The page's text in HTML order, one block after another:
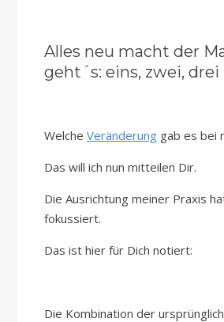
Alles neu macht der
geht´s: eins, zwei, drei
Welche Veränderung gab es bei
Das will ich nun mitteilen Dir.
Die Ausrichtung meiner Praxis
fokussiert.
Das ist hier für Dich notiert:
Die Kombination der